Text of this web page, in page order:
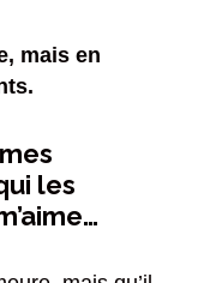
mais en
les